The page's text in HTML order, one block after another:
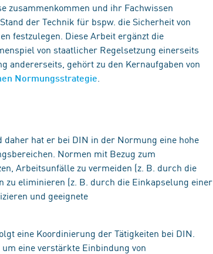
zusammenkommen und ihr Fachwissen
der Technik für bspw. die Sicherheit von
festzulegen. Diese Arbeit ergänzt die
von staatlicher Regelsetzung einerseits
gehört zu den Kernaufgaben von
Normungsstrategie
hat er bei DIN in der Normung eine hohe
Normen mit Bezug zum
Arbeitsunfälle zu vermeiden (z. B. durch die
eliminieren (z. B. durch die Einkapselung einer
und geeignete
eine Koordinierung der Tätigkeiten bei DIN.
eine verstärkte Einbindung von